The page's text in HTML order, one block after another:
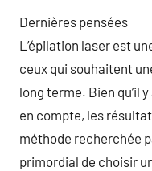
Dernières pensées
L’épilation laser est
ceux qui souhaitent
long terme. Bien qu’il
en compte, les
méthode recherchée
primordial de choisir